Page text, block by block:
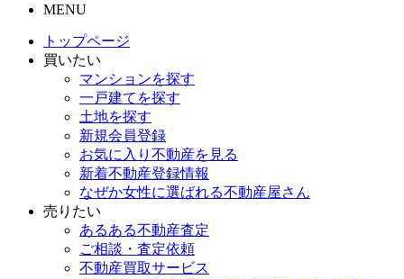
MENU
トップページ
買いたい
マンションを探す
一戸建てを探す
土地を探す
新規会員登録
お気に入り不動産を見る
新着不動産登録情報
なぜか女性に選ばれる不動産屋さん
売りたい
あるある不動産査定
ご相談・査定依頼
不動産買取サービス